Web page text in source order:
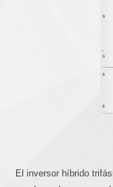
El inversor híbrido